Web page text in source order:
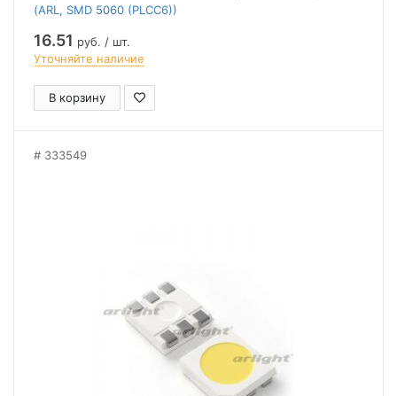
(ARL, SMD 5060 (PLCC6))
16.51 руб. / шт.
Уточняйте наличие
В корзину
333549